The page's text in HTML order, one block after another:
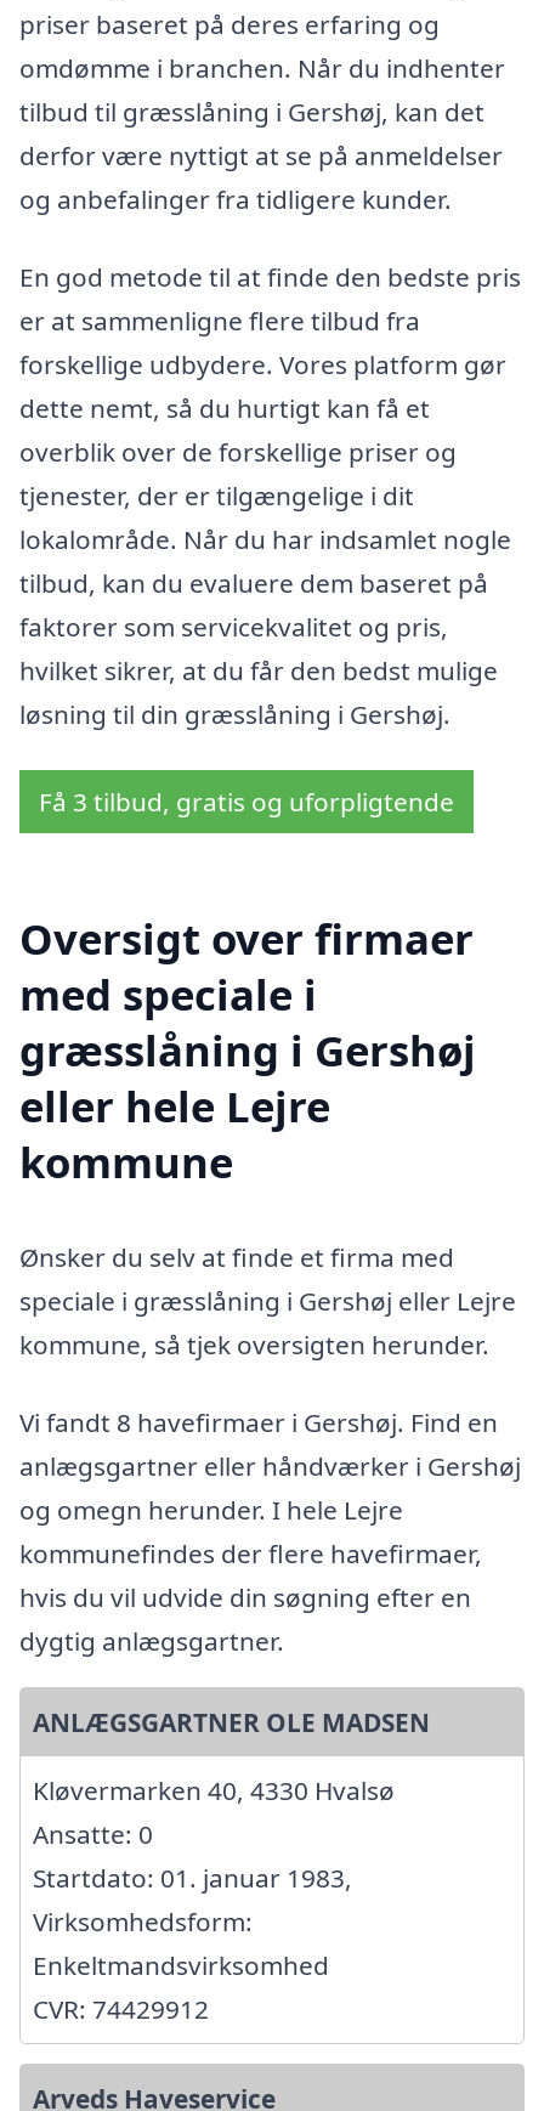
priser baseret på deres erfaring og
omdømme i branchen. Når du indhenter
tilbud til græsslåning i Gershøj, kan det
derfor være nyttigt at se på anmeldelser
og anbefalinger fra tidligere kunder.
En god metode til at finde den bedste pris
er at sammenligne flere tilbud fra
forskellige udbydere. Vores platform gør
dette nemt, så du hurtigt kan få et
overblik over de forskellige priser og
tjenester, der er tilgængelige i dit
lokalområde. Når du har indsamlet nogle
tilbud, kan du evaluere dem baseret på
faktorer som servicekvalitet og pris,
hvilket sikrer, at du får den bedst mulige
løsning til din græsslåning i Gershøj.
Få 3 tilbud, gratis og uforpligtende
Oversigt over firmaer
med speciale i
græsslåning i Gershøj
eller hele Lejre
kommune
Ønsker du selv at finde et firma med
speciale i græsslåning i Gershøj eller Lejre
kommune, så tjek oversigten herunder.
Vi fandt 8 havefirmaer i Gershøj. Find en
anlægsgartner eller håndværker i Gershøj
og omegn herunder. I hele Lejre
kommunefindes der flere havefirmaer,
hvis du vil udvide din søgning efter en
dygtig anlægsgartner.
ANLÆGSGARTNER OLE MADSEN
Kløvermarken 40, 4330 Hvalsø
Ansatte: 0
Startdato: 01. januar 1983,
Virksomhedsform:
Enkeltmandsvirksomhed
CVR: 74429912
Arveds Haveservice